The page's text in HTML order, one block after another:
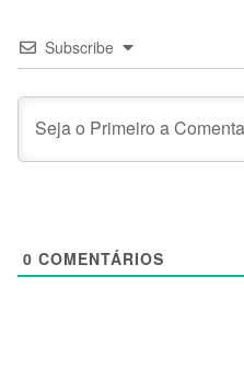
Subscribe
0 COMENTÁRIOS